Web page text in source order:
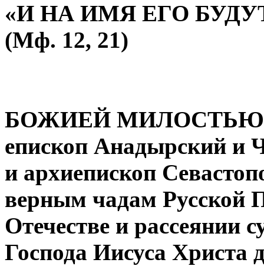
«И НА ИМЯ ЕГО
(Мф. 12, 21)
БОЖИЕЙ МИЛОСТЬЮ
епископ Анадырский и
и архиепископ
верным чадам Русской
Отечестве и рассеянии
Господа Иисуса Христа